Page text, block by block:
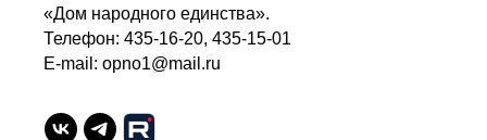
«Дом народного единства».
Телефон: 435-16-20, 435-15-01
E-mail: opno1@mail.ru